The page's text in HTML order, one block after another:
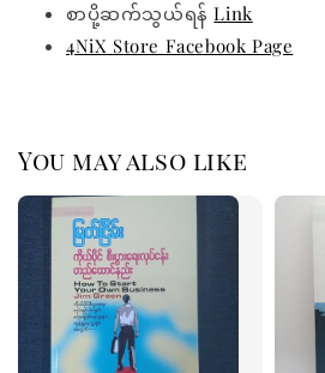
စာပို့ဆက်သွယ်ရန်Link
4NiX Store Facebook Page
You may also like